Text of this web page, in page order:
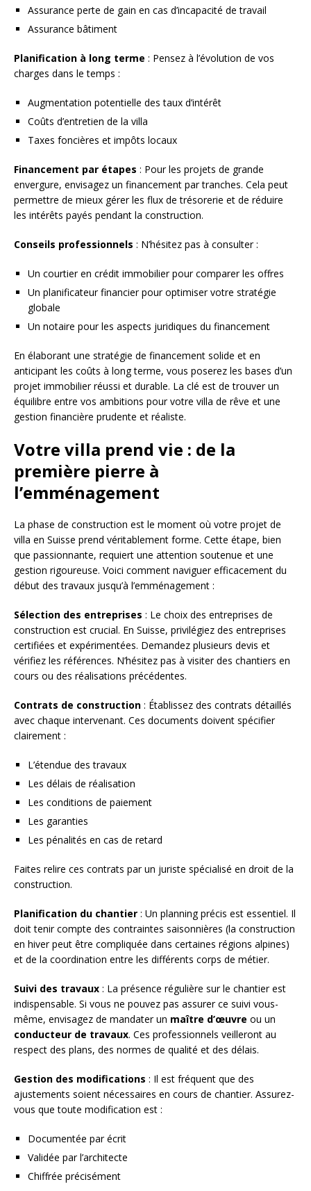
Assurance perte de gain en cas d’incapacité de travail
Assurance bâtiment
Planification à long terme : Pensez à l’évolution de vos
charges dans le temps :
Augmentation potentielle des taux d’intérêt
Coûts d’entretien de la villa
Taxes foncières et impôts locaux
Financement par étapes : Pour les projets de grande
envergure, envisagez un financement par tranches. Cela peut
permettre de mieux gérer les flux de trésorerie et de réduire
les intérêts payés pendant la construction.
Conseils professionnels : N’hésitez pas à consulter :
Un courtier en crédit immobilier pour comparer les offres
Un planificateur financier pour optimiser votre stratégie
globale
Un notaire pour les aspects juridiques du financement
En élaborant une stratégie de financement solide et en
anticipant les coûts à long terme, vous poserez les bases d’un
projet immobilier réussi et durable. La clé est de trouver un
équilibre entre vos ambitions pour votre villa de rêve et une
gestion financière prudente et réaliste.
Votre villa prend vie : de la
première pierre à
l’emménagement
La phase de construction est le moment où votre projet de
villa en Suisse prend véritablement forme. Cette étape, bien
que passionnante, requiert une attention soutenue et une
gestion rigoureuse. Voici comment naviguer efficacement du
début des travaux jusqu’à l’emménagement :
Sélection des entreprises : Le choix des entreprises de
construction est crucial. En Suisse, privilégiez des entreprises
certifiées et expérimentées. Demandez plusieurs devis et
vérifiez les références. N’hésitez pas à visiter des chantiers en
cours ou des réalisations précédentes.
Contrats de construction : Établissez des contrats détaillés
avec chaque intervenant. Ces documents doivent spécifier
clairement :
L’étendue des travaux
Les délais de réalisation
Les conditions de paiement
Les garanties
Les pénalités en cas de retard
Faites relire ces contrats par un juriste spécialisé en droit de la
construction.
Planification du chantier : Un planning précis est essentiel. Il
doit tenir compte des contraintes saisonnières (la construction
en hiver peut être compliquée dans certaines régions alpines)
et de la coordination entre les différents corps de métier.
Suivi des travaux : La présence régulière sur le chantier est
indispensable. Si vous ne pouvez pas assurer ce suivi vous-
même, envisagez de mandater un maître d’œuvre ou un
conducteur de travaux. Ces professionnels veilleront au
respect des plans, des normes de qualité et des délais.
Gestion des modifications : Il est fréquent que des
ajustements soient nécessaires en cours de chantier. Assurez-
vous que toute modification est :
Documentée par écrit
Validée par l’architecte
Chiffrée précisément